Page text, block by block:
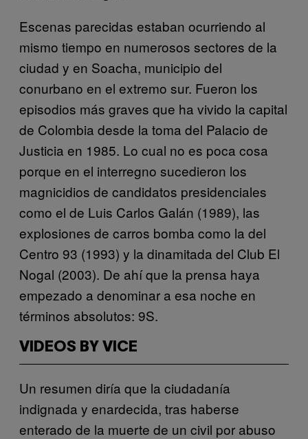
Escenas parecidas estaban ocurriendo al
mismo tiempo en numerosos sectores de la
ciudad y en Soacha, municipio del
conurbano en el extremo sur. Fueron los
episodios más graves que ha vivido la capital
de Colombia desde la toma del Palacio de
Justicia en 1985. Lo cual no es poca cosa
porque en el interregno sucedieron los
magnicidios de candidatos presidenciales
como el de Luis Carlos Galán (1989), las
explosiones de carros bomba como la del
Centro 93 (1993) y la dinamitada del Club El
Nogal (2003). De ahí que la prensa haya
empezado a denominar a esa noche en
términos absolutos: 9S.
VIDEOS BY VICE
Un resumen diría que la ciudadanía
indignada y enardecida, tras haberse
enterado de la muerte de un civil por abuso